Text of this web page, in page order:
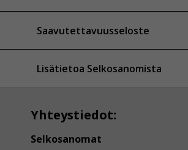
Saavutettavuusseloste
Lisätietoa Selkosanomista
Yhteystiedot:
Selkosanomat